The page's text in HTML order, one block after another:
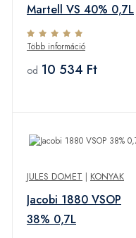
Martell VS 40% 0,7L
Több információ
od 10 534 Ft
JULES DOMET | KONYAK
Jacobi 1880 VSOP
38% 0,7L